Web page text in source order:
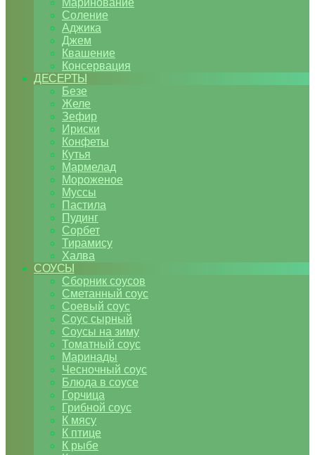
Маринование
Соление
Аджика
Джем
Квашение
Консервация
ДЕСЕРТЫ
Безе
Желе
Зефир
Ириски
Конфеты
Кутья
Мармелад
Мороженое
Муссы
Пастила
Пудинг
Сорбет
Тирамису
Халва
СОУСЫ
Сборник соусов
Сметанный соус
Соевый соус
Соус сырный
Соусы на зиму
Томатный соус
Маринады
Чесночный соус
Блюда в соусе
Горчица
Грибной соус
К мясу
К птице
К рыбе